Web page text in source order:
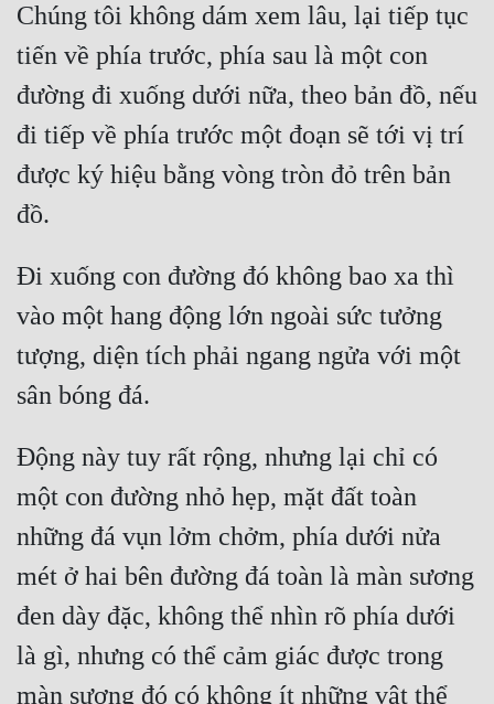
Chúng tôi không dám xem lâu, lại tiếp tục
tiến về phía trước, phía sau là một con
đường đi xuống dưới nữa, theo bản đồ, nếu
đi tiếp về phía trước một đoạn sẽ tới vị trí
được ký hiệu bằng vòng tròn đỏ trên bản
Đi xuống con đường đó không bao xa thì
vào một hang động lớn ngoài sức tưởng
tượng, diện tích phải ngang ngửa với một
Động này tuy rất rộng, nhưng lại chỉ có
một con đường nhỏ hẹp, mặt đất toàn
những đá vụn lởm chởm, phía dưới nửa
mét ở hai bên đường đá toàn là màn sương
đen dày đặc, không thể nhìn rõ phía dưới
là gì, nhưng có thể cảm giác được trong
màn sương đó có không ít những vật thể